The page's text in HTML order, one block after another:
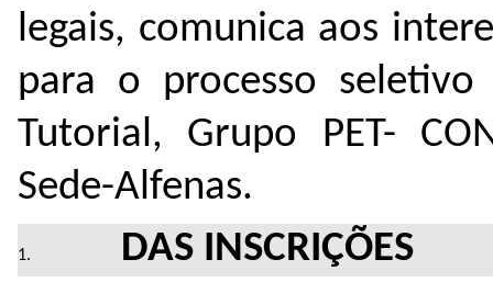
legais, comunica aos
para o processo
Tutorial, Grupo PET-
Sede-Alfenas.
DAS INSCRIÇÕES